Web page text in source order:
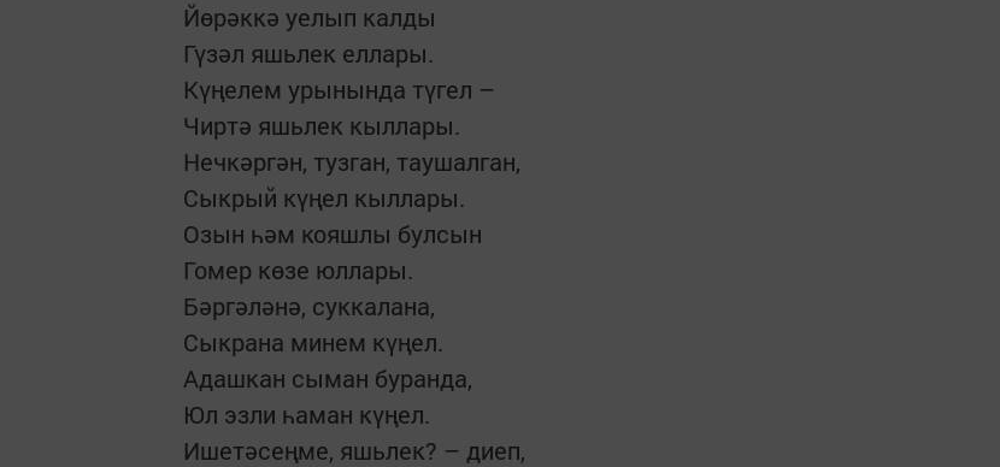
Йөрәккә уелып калды
Гүзәл яшьлек еллары.
Күңелем урынында түгел –
Чиртә яшьлек кыллары.
Нечкәргән, тузган, таушалган,
Сыкрый күңел кыллары.
Озын һәм кояшлы булсын
Гомер көзе юллары.
Бәргәләнә, суккалана,
Сыкрана минем күңел.
Адашкан сыман буранда,
Юл эзли һаман күңел.
Ишетәсеңме, яшьлек? – диеп,